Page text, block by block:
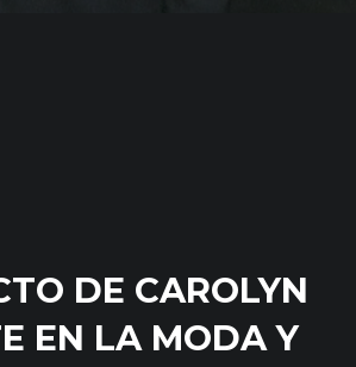
DE CAROLYN
EN LA MODA Y